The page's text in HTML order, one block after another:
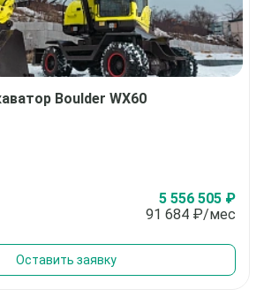
Boulder WX60
5 556 505 ₽
91 684 ₽/мес
Оставить заявку